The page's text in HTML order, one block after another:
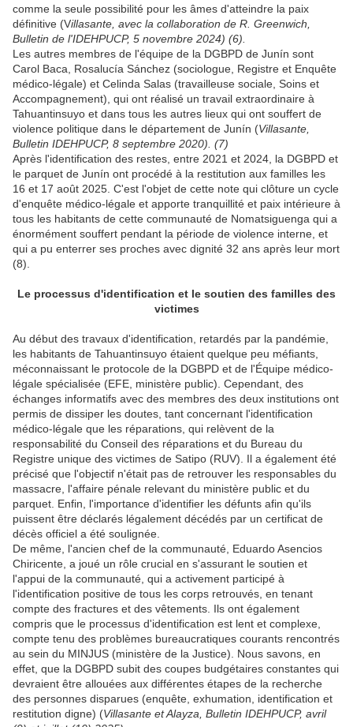
comme la seule possibilité pour les âmes d'atteindre la paix
définitive (Villasante, avec la collaboration de R. Greenwich,
Bulletin de l'IDEHPUCP, 5 novembre 2024) (6).
Les autres membres de l'équipe de la DGBPD de Junín sont
Carol Baca, Rosalucía Sánchez (sociologue, Registre et Enquête
médico-légale) et Celinda Salas (travailleuse sociale, Soins et
Accompagnement), qui ont réalisé un travail extraordinaire à
Tahuantinsuyo et dans tous les autres lieux qui ont souffert de
violence politique dans le département de Junín (Villasante,
Bulletin IDEHPUCP, 8 septembre 2020). (7)
Après l'identification des restes, entre 2021 et 2024, la DGBPD et
le parquet de Junín ont procédé à la restitution aux familles les
16 et 17 août 2025. C'est l'objet de cette note qui clôture un cycle
d'enquête médico-légale et apporte tranquillité et paix intérieure à
tous les habitants de cette communauté de Nomatsiguenga qui a
énormément souffert pendant la période de violence interne, et
qui a pu enterrer ses proches avec dignité 32 ans après leur mort
(8).
Le processus d'identification et le soutien des familles des
victimes
Au début des travaux d'identification, retardés par la pandémie,
les habitants de Tahuantinsuyo étaient quelque peu méfiants,
méconnaissant le protocole de la DGBPD et de l'Équipe médico-
légale spécialisée (EFE, ministère public). Cependant, des
échanges informatifs avec des membres des deux institutions ont
permis de dissiper les doutes, tant concernant l'identification
médico-légale que les réparations, qui relèvent de la
responsabilité du Conseil des réparations et du Bureau du
Registre unique des victimes de Satipo (RUV). Il a également été
précisé que l'objectif n'était pas de retrouver les responsables du
massacre, l'affaire pénale relevant du ministère public et du
parquet. Enfin, l'importance d'identifier les défunts afin qu'ils
puissent être déclarés légalement décédés par un certificat de
décès officiel a été soulignée.
De même, l'ancien chef de la communauté, Eduardo Asencios
Chiricente, a joué un rôle crucial en s'assurant le soutien et
l'appui de la communauté, qui a activement participé à
l'identification positive de tous les corps retrouvés, en tenant
compte des fractures et des vêtements. Ils ont également
compris que le processus d'identification est lent et complexe,
compte tenu des problèmes bureaucratiques courants rencontrés
au sein du MINJUS (ministère de la Justice). Nous savons, en
effet, que la DGBPD subit des coupes budgétaires constantes qui
devraient être allouées aux différentes étapes de la recherche
des personnes disparues (enquête, exhumation, identification et
restitution digne) (Villasante et Alayza, Bulletin IDEHPUCP, avril